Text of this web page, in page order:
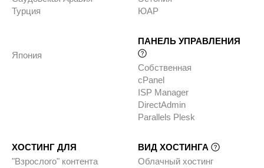
Турция
ЮАР
Япония
ПАНЕЛЬ УПРАВЛЕНИЯ
Собственная
cPanel
ISP Manager
DirectAdmin
Parallels Plesk
ХОСТИНГ ДЛЯ
"Взрослого" контента
ВИД ХОСТИНГА
Облачный хостинг